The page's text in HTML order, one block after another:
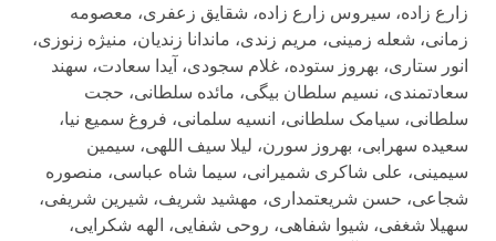
زارع زاده، سیروس زارع زاده، شقایق زعفری، معصومه
زمانی، شعله زمینی، مریم زندی، ماندانا زندیان، منیژه زنوزی،
انور ستاری، بهروز ستوده، غلام سجودی، آیدا سعادت، سهند
سعادتمندى، نسیم سلطان بیگی، مائده سلطانی، حجت
سلطانی، سیامک سلطانی، انسیه سلمانی، فروغ سمیع نیا،
سعیده سهرابی، بهروز سورن، لیلا سیف اللهی، سیمین
سیمینی، علی شاکری شمیرانی، سیما شاه عباسی، منصوره
شجاعی، حسن شریعتمدارى، مهشید شریف، شیرین شریفی،
سهیلا شغفی، شیوا شفاهی، روحی شفایی، الهه شکرایی،